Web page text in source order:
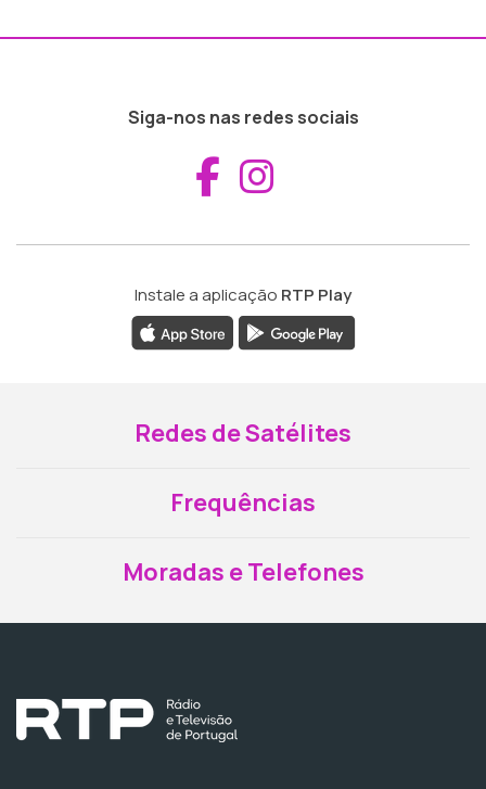
Siga-nos nas redes sociais
Aceder ao
Instale a aplicação RTP Play
Redes de Satélites
Frequências
Moradas e Telefones